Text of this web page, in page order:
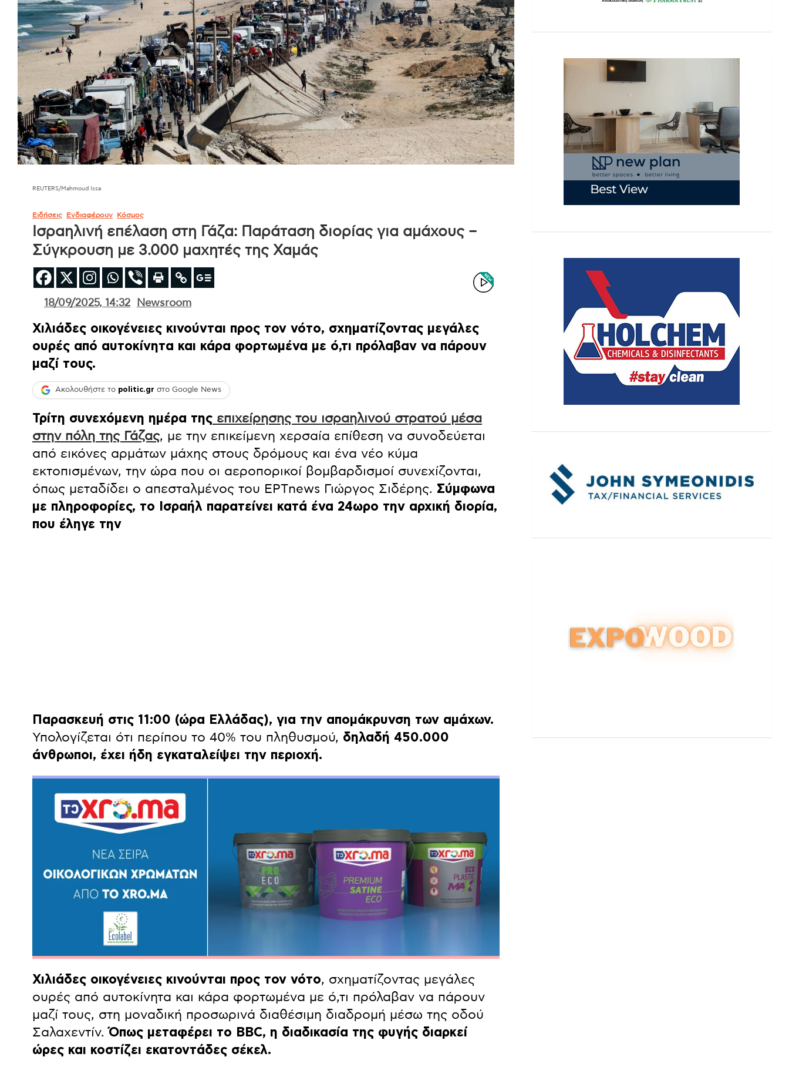
REUTERS/Mahmoud Issa
Ειδήσεις Ενδιαφέρουν Κόσμος
Ισραηλινή επέλαση στη Γάζα: Παράταση διορίας για αμάχους –
Σύγκρουση με 3.000 μαχητές της Χαμάς
18/09/2025, 14:32 Newsroom
Χιλιάδες οικογένειες κινούνται προς τον νότο, σχηματίζοντας μεγάλες
ουρές από αυτοκίνητα και κάρα φορτωμένα με ό,τι πρόλαβαν να πάρουν
μαζί τους.
Ακολουθήστε το politic.gr στο Google News
Τρίτη συνεχόμενη ημέρα της επιχείρησης του ισραηλινού στρατού μέσα
στην πόλη της Γάζας, με την επικείμενη χερσαία επίθεση να συνοδεύεται
από εικόνες αρμάτων μάχης στους δρόμους και ένα νέο κύμα
εκτοπισμένων, την ώρα που οι αεροπορικοί βομβαρδισμοί συνεχίζονται,
όπως μεταδίδει ο απεσταλμένος του ΕΡΤnews Γιώργος Σιδέρης. Σύμφωνα
με πληροφορίες, το Ισραήλ παρατείνει κατά ένα 24ωρο την αρχική διορία,
που έληγε την
Παρασκευή στις 11:00 (ώρα Ελλάδας), για την απομάκρυνση των αμάχων.
Υπολογίζεται ότι περίπου το 40% του πληθυσμού, δηλαδή 450.000
άνθρωποι, έχει ήδη εγκαταλείψει την περιοχή.
Χιλιάδες οικογένειες κινούνται προς τον νότο, σχηματίζοντας μεγάλες
ουρές από αυτοκίνητα και κάρα φορτωμένα με ό,τι πρόλαβαν να πάρουν
μαζί τους, στη μοναδική προσωρινά διαθέσιμη διαδρομή μέσω της οδού
Σαλαχεντίν.Όπως μεταφέρει το BBC, η διαδικασία της φυγής διαρκεί
ώρες και κοστίζει εκατοντάδες σέκελ.